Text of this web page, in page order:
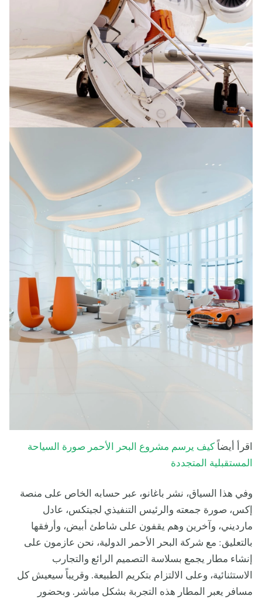
اقرأ أيضاً كيف يرسم مشروع البحر الأحمر صورة السياحة
المستقبلية المتجددة
وفي هذا السياق، نشر باغانو، عبر حسابه الخاص على منصة
إكس، صورة جمعته والرئيس التنفيذي لجيتكس، عادل
مارديني، وآخرين وهم يقفون على شاطئ أبيض، وأرفقها
بالتعليق: مع شركة البحر الأحمر الدولية، نحن عازمون على
إنشاء مطار يجمع بسلاسة التصميم الرائع والتجارب
الاستثنائية، وعلى الالتزام بتكريم الطبيعة. وقريباً سيعيش كل
مسافر يعبر المطار هذه التجربة بشكل مباشر. وبحضور